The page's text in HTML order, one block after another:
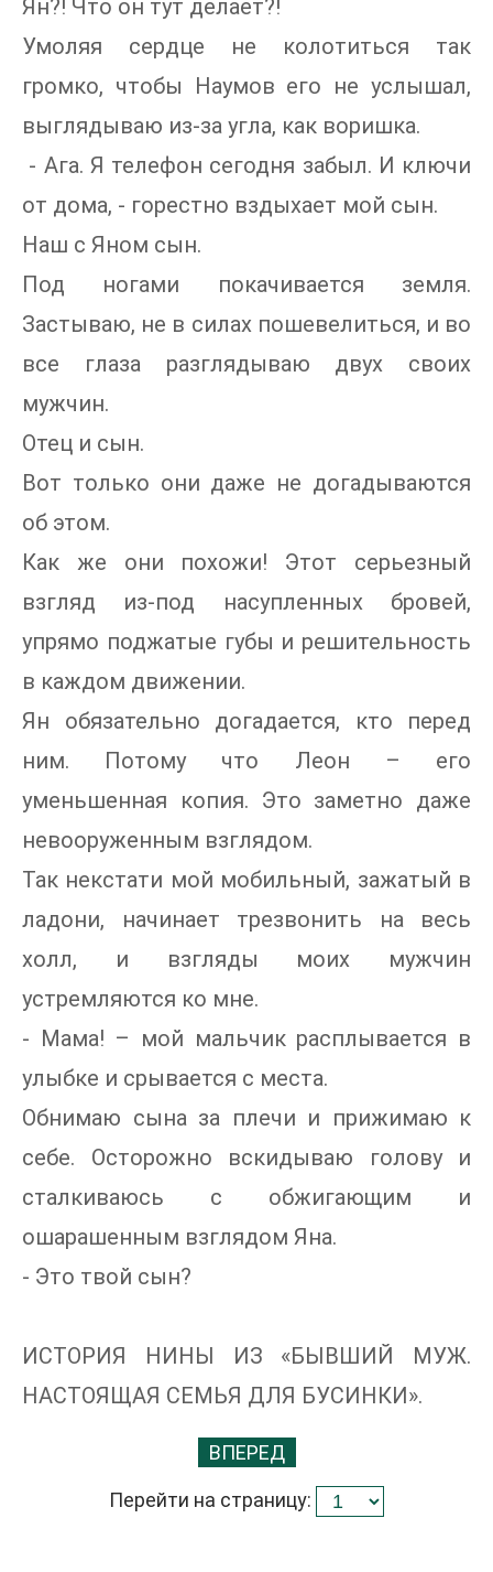
Ян?! Что он тут делает?!
Умоляя сердце не колотиться так
громко, чтобы Наумов его не услышал,
выглядываю из-за угла, как воришка.
- Ага. Я телефон сегодня забыл. И ключи
от дома, - горестно вздыхает мой сын.
Наш с Яном сын.
Под ногами покачивается земля.
Застываю, не в силах пошевелиться, и во
все глаза разглядываю двух своих
мужчин.
Отец и сын.
Вот только они даже не догадываются
об этом.
Как же они похожи! Этот серьезный
взгляд из-под насупленных бровей,
упрямо поджатые губы и решительность
в каждом движении.
Ян обязательно догадается, кто перед
ним. Потому что Леон – его
уменьшенная копия. Это заметно даже
невооруженным взглядом.
Так некстати мой мобильный, зажатый в
ладони, начинает трезвонить на весь
холл, и взгляды моих мужчин
устремляются ко мне.
- Мама! – мой мальчик расплывается в
улыбке и срывается с места.
Обнимаю сына за плечи и прижимаю к
себе. Осторожно вскидываю голову и
сталкиваюсь с обжигающим и
ошарашенным взглядом Яна.
- Это твой сын?
ИСТОРИЯ НИНЫ ИЗ «БЫВШИЙ МУЖ.
НАСТОЯЩАЯ СЕМЬЯ ДЛЯ БУСИНКИ».
ВПЕРЕД
Перейти на страницу: